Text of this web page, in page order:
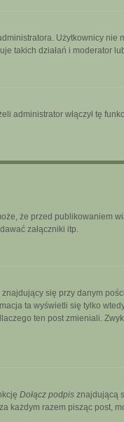
Użytkownicy
takich działań i moderator
administrator włączył tę
że przed publikowaniem
załączniki itp.
znajdujący się przy danym
ta wyświetli się tylko
ten post zmieniali.
Dołącz podpis znajdującą
każdym razem pisząc post,